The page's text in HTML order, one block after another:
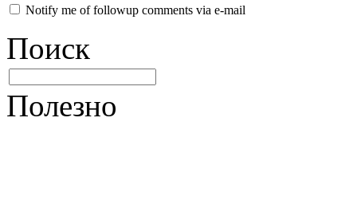
Notify me of followup comments via e-mail
Поиск
Полезно